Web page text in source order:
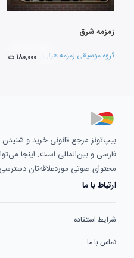
زمزمه شرق
گروه موسیقی زمزمه هزار و یک شب
۱۸۰,۰۰۰ ت
بیپ‌تونز مرجع قانونی خرید و
فارسی و بین‌المللی است. اینجا
محتوای صوتی موردعلاقه‌تان
ارتباط با ما
شرایط استفاده
تماس با ما